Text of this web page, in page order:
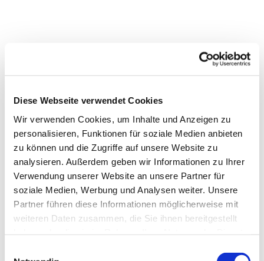
Diese Webseite verwendet Cookies
Wir verwenden Cookies, um Inhalte und Anzeigen zu
personalisieren, Funktionen für soziale Medien anbieten
zu können und die Zugriffe auf unsere Website zu
analysieren. Außerdem geben wir Informationen zu Ihrer
Verwendung unserer Website an unsere Partner für
soziale Medien, Werbung und Analysen weiter. Unsere
Partner führen diese Informationen möglicherweise mit
weiteren Daten zusammen, die Sie ihnen bereitgestellt